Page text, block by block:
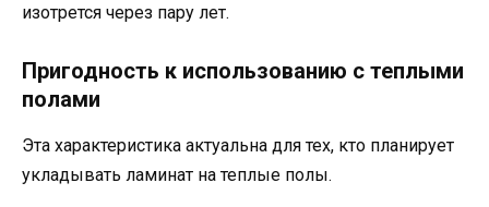
изотрется через пару лет.
Пригодность к использованию с теплыми
полами
Эта характеристика актуальна для тех, кто планирует
укладывать ламинат на теплые полы.